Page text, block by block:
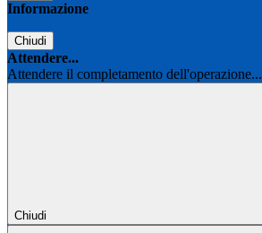
Informazione
Chiudi
Attendere...
Attendere il completamento dell'operazione...
Chiudi